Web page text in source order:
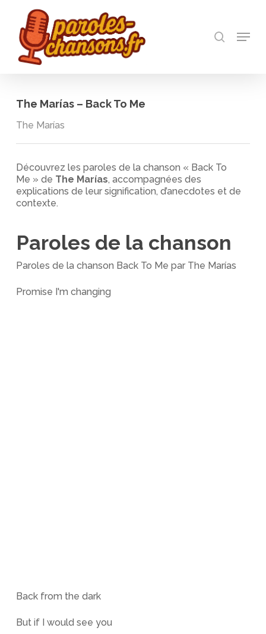
main
content
Menu
The Marías – Back To Me
The Marías
Découvrez les paroles de la chanson « Back To
Me » de The Marías, accompagnées des
explications de leur signification, d’anecdotes et de
contexte.
Paroles de la chanson
Paroles de la chanson Back To Me par The Marías
Promise I'm changing
Back from the dark
But if I would see you
Close